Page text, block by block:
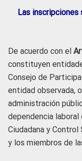
Las inscripciones
De acuerdo con el
constituyen
Consejo de
entidad observada,
administración
dependencia
Ciudadana y
y los miembros de